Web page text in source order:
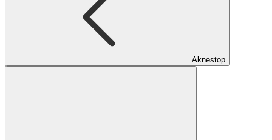
Aknestop